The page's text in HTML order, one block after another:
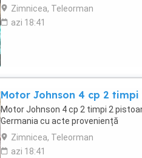
Zimnicea, Teleorman
azi 18:41
Motor Johnson 4 cp 2
Motor Johnson 4 cp 2 timpi 2
Germania cu acte proveniență
Zimnicea, Teleorman
azi 18:41